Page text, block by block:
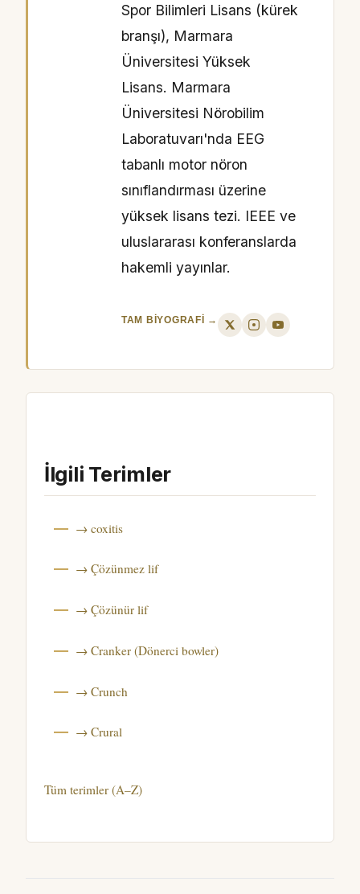
Spor Bilimleri Lisans (kürek
branşı), Marmara
Üniversitesi Yüksek
Lisans. Marmara
Üniversitesi Nörobilim
Laboratuvarı'nda EEG
tabanlı motor nöron
sınıflandırması üzerine
yüksek lisans tezi. IEEE ve
uluslararası konferanslarda
hakemli yayınlar.
TAM BIYOGRAFI →
İlgili Terimler
→ coxitis
→ Çözünmez lif
→ Çözünür lif
→ Cranker (Dönerci bowler)
→ Crunch
→ Crural
Tüm terimler (A–Z)